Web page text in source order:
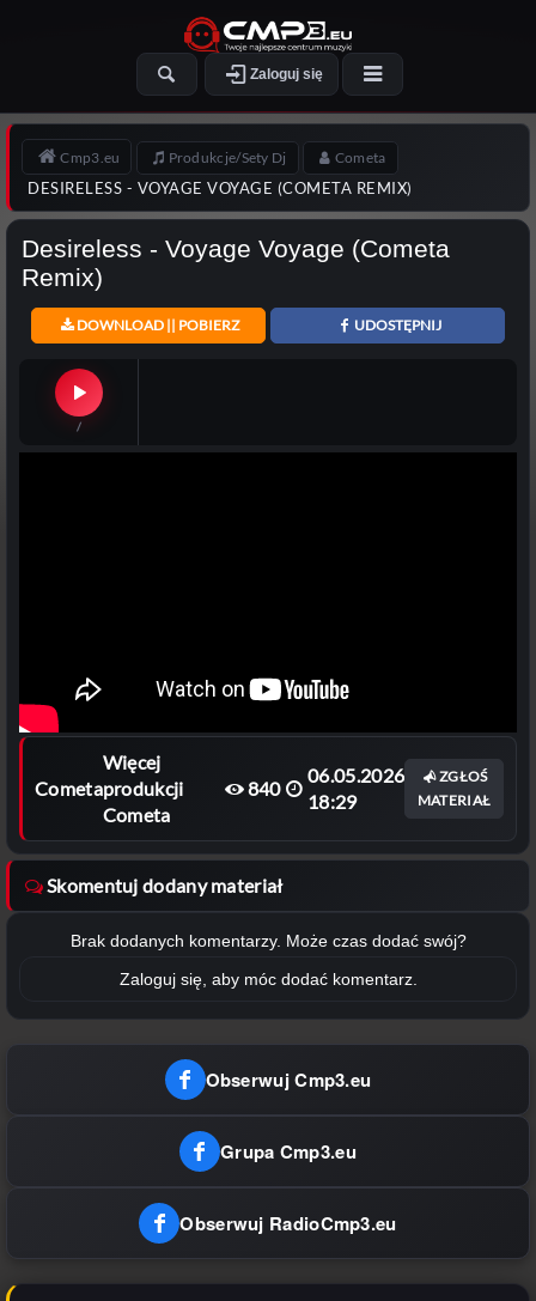
Zaloguj się
Cmp3.eu Produkcje/Sety Dj Cometa
DESIRELESS - VOYAGE VOYAGE (COMETA REMIX)
Desireless - Voyage Voyage (Cometa
Remix)
DOWNLOAD || POBIERZ UDOSTĘPNIJ
/
Cometa
Więcej
produkcji
Cometa
840
06.05.2026
18:29
ZGŁOŚ
MATERIAŁ
Skomentuj dodany materiał
Brak dodanych komentarzy. Może czas dodać swój?
Zaloguj się, aby móc dodać komentarz.
Obserwuj Cmp3.eu
Grupa Cmp3.eu
Obserwuj RadioCmp3.eu